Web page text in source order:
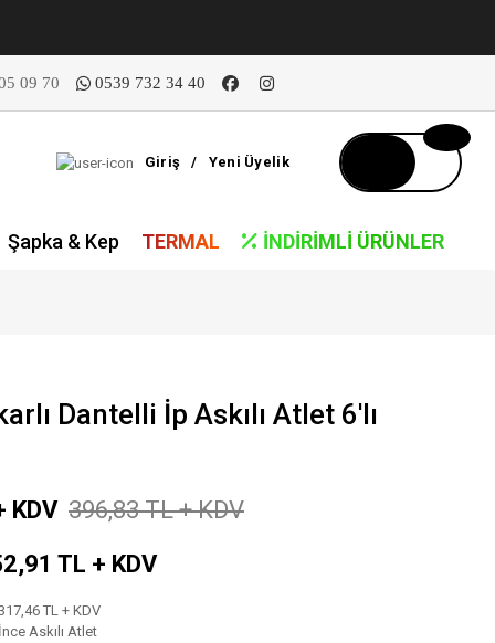
09 70 0539 732 34 40
Giriş / Yeni Üyelik
Şapka & Kep TERMAL İNDIRIMLI ÜRÜNLER
Dantelli İp Askılı Atlet 6'lı
KDV 396,83 TL + KDV
TL + KDV
TL + KDV
Askılı Atlet